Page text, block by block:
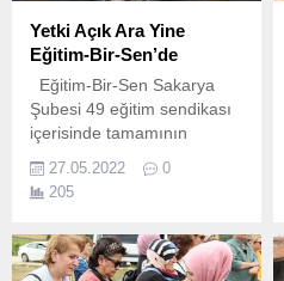
Yetki Açık Ara Yine
Eğitim-Bir-Sen’de
Eğitim-Bir-Sen Sakarya
Şubesi 49 eğitim sendikası
içerisinde tamamının
üye sayısı ile bu yıl da yetkili
sendika ünvanını aldı.
27.05.2022
0
205